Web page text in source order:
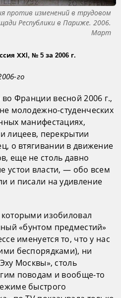
против изменений в трудовом
Республики в Париже. 2006.
Март
ХХI, № 5 за 2006 г.
го
Франции весной 2006 г.,
молодежно-студенческих
манифестациях,
лицеев, перекрытии
о втягивании в движение
еще не столь давно
устои власти, — обо всем
и писали на удивление
изобиловал
«бунтом предместий»
именуется то, что у нас
беспорядками), ни
Москвы», столь
поводам и вообще-то
быстрого